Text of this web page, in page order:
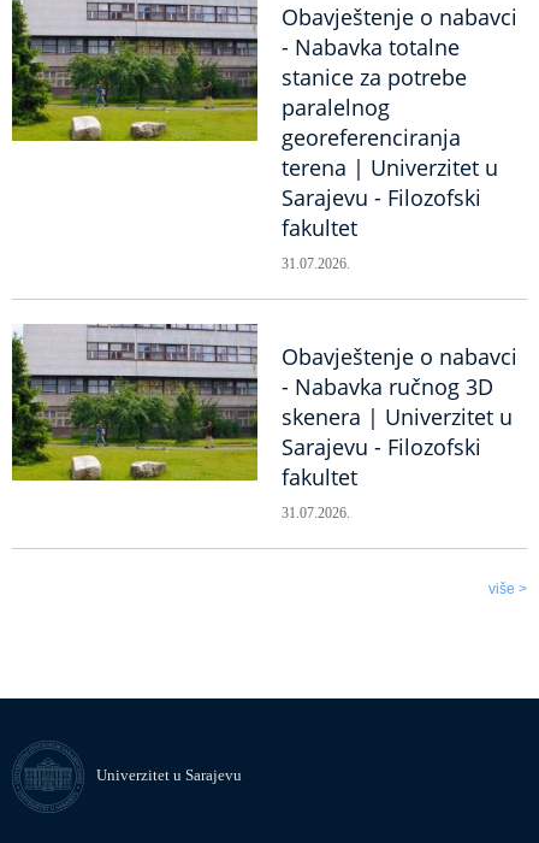
Obavještenje o nabavci
- Nabavka totalne
stanice za potrebe
paralelnog
georeferenciranja
terena | Univerzitet u
Sarajevu - Filozofski
fakultet
31.07.2026.
Obavještenje o nabavci
- Nabavka ručnog 3D
skenera | Univerzitet u
Sarajevu - Filozofski
fakultet
31.07.2026.
više >
Univerzitet u Sarajevu